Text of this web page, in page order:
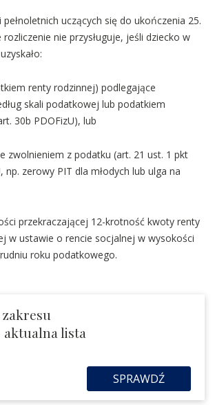
pełnoletnich uczących się do ukończenia 25.
nie przysługuje, jeśli dziecko w
renty rodzinnej) podlegające
skali podatkowej lub podatkiem
30b PDOFizU), lub
zwolnieniem z podatku (art. 21 ust. 1 pkt
np. zerowy PIT dla młodych lub ulga na
przekraczającej 12-krotność kwoty renty
w ustawie o rencie socjalnej w wysokości
roku podatkowego.
lista
SPRAWDŹ